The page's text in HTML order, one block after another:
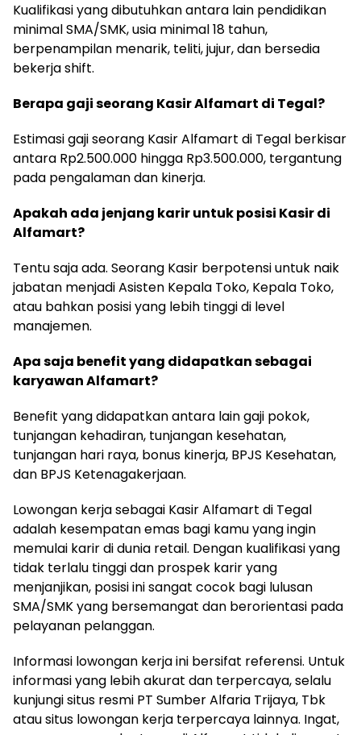
Kualifikasi yang dibutuhkan antara lain pendidikan
minimal SMA/SMK, usia minimal 18 tahun,
berpenampilan menarik, teliti, jujur, dan bersedia
bekerja shift.
Berapa gaji seorang Kasir Alfamart di Tegal?
Estimasi gaji seorang Kasir Alfamart di Tegal berkisar
antara Rp2.500.000 hingga Rp3.500.000, tergantung
pada pengalaman dan kinerja.
Apakah ada jenjang karir untuk posisi Kasir di
Alfamart?
Tentu saja ada. Seorang Kasir berpotensi untuk naik
jabatan menjadi Asisten Kepala Toko, Kepala Toko,
atau bahkan posisi yang lebih tinggi di level
manajemen.
Apa saja benefit yang didapatkan sebagai
karyawan Alfamart?
Benefit yang didapatkan antara lain gaji pokok,
tunjangan kehadiran, tunjangan kesehatan,
tunjangan hari raya, bonus kinerja, BPJS Kesehatan,
dan BPJS Ketenagakerjaan.
Lowongan kerja sebagai Kasir Alfamart di Tegal
adalah kesempatan emas bagi kamu yang ingin
memulai karir di dunia retail. Dengan kualifikasi yang
tidak terlalu tinggi dan prospek karir yang
menjanjikan, posisi ini sangat cocok bagi lulusan
SMA/SMK yang bersemangat dan berorientasi pada
pelayanan pelanggan.
Informasi lowongan kerja ini bersifat referensi. Untuk
informasi yang lebih akurat dan terpercaya, selalu
kunjungi situs resmi PT Sumber Alfaria Trijaya, Tbk
atau situs lowongan kerja terpercaya lainnya. Ingat,